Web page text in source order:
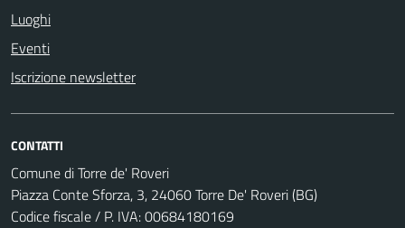
Luoghi
Eventi
Iscrizione newsletter
CONTATTI
Comune di Torre de' Roveri
Piazza Conte Sforza, 3, 24060 Torre De' Roveri (BG)
Codice fiscale / P. IVA: 00684180169